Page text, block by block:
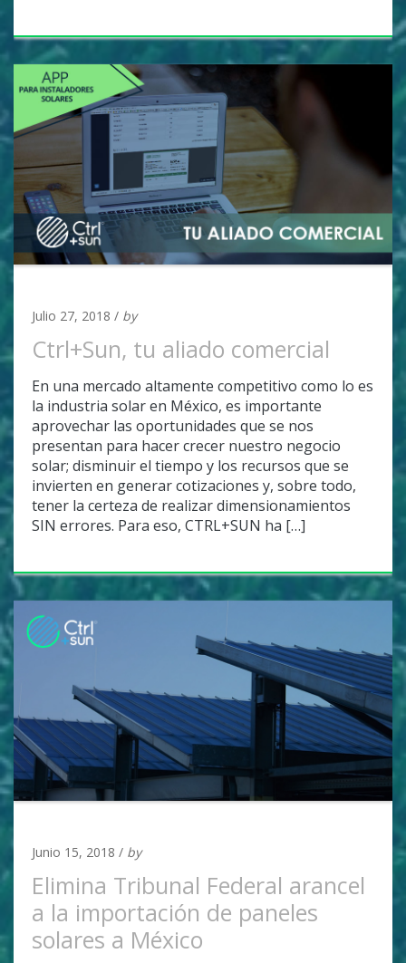
Julio 27, 2018 / by
Ctrl+Sun, tu aliado comercial
En una mercado altamente competitivo como lo es
la industria solar en México, es importante
aprovechar las oportunidades que se nos
presentan para hacer crecer nuestro negocio
solar; disminuir el tiempo y los recursos que se
invierten en generar cotizaciones y, sobre todo,
tener la certeza de realizar dimensionamientos
SIN errores. Para eso, CTRL+SUN ha […]
Junio 15, 2018 / by
Elimina Tribunal Federal arancel
a la importación de paneles
solares a México